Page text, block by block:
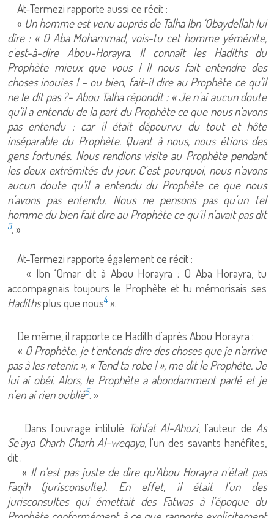
At-Termezi rapporte aussi ce récit :
« Un homme est venu auprès de Talha Ibn ‘Obaydellah lui
dire : « O Aba Mohammad, vois-tu cet homme yéménite,
c'est-à-dire Abou-Horayra. Il connaît les Hadiths du
Prophète mieux que vous ! Il nous fait entendre des
choses inouïes ! – ou bien, fait-il dire au Prophète ce qu'il
ne le dit pas ?- Abou Talha répondit : « Je n'ai aucun doute
qu'il a entendu de la part du Prophète ce que nous n'avons
pas entendu ; car il était dépourvu du tout et hôte
inséparable du Prophète. Quant à nous, nous étions des
gens fortunés. Nous rendions visite au Prophète pendant
les deux extrémités du jour. C'est pourquoi, nous n'avons
aucun doute qu'il a entendu du Prophète ce que nous
n'avons pas entendu. Nous ne pensons pas qu'un tel
homme du bien fait dire au Prophète ce qu'il n'avait pas dit
3. »
At-Termezi rapporte également ce récit :
« Ibn ‘Omar dit à Abou Horayra : O Aba Horayra, tu
accompagnais toujours le Prophète et tu mémorisais ses
Hadithsplus que nous4 ».
De même, il rapporte ce Hadith d'après Abou Horayra :
« O Prophète, je t'entends dire des choses que je n'arrive
pas à les retenir. », « Tend ta robe ! », me dit le Prophète. Je
lui ai obéi. Alors, le Prophète a abondamment parlé et je
n'en ai rien oublié5. »
Dans l'ouvrage intitulé Tohfat Al-Ahozi, l'auteur deAs
Se'aya Charh Charh Al-weqaya, l'un des savants hanéfites,
dit :
« Il n'est pas juste de dire qu'Abou Horayra n'était pas
Faqih (jurisconsulte). En effet, il était l'un des
jurisconsultes qui émettait des Fatwas à l'époque du